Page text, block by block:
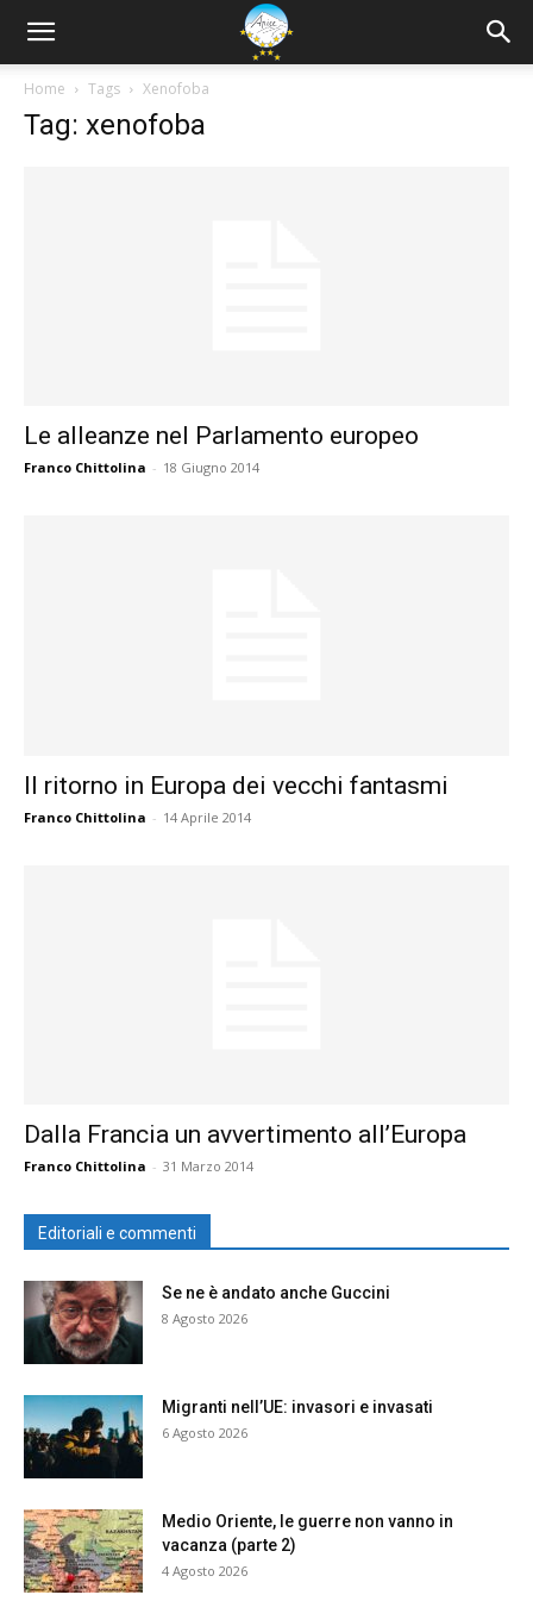
Home Tags Xenofoba
Tag: xenofoba
Le alleanze nel Parlamento europeo
Franco Chittolina - 18 Giugno 2014
Il ritorno in Europa dei vecchi fantasmi
Franco Chittolina - 14 Aprile 2014
Dalla Francia un avvertimento all’Europa
Franco Chittolina - 31 Marzo 2014
Editoriali e commenti
Se ne è andato anche Guccini
8 Agosto 2026
Migranti nell’UE: invasori e invasati
6 Agosto 2026
Medio Oriente, le guerre non vanno in
vacanza (parte 2)
4 Agosto 2026